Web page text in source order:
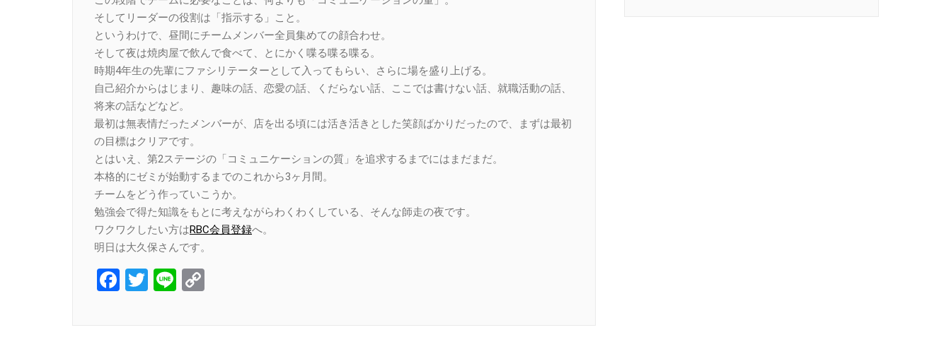
そしてリーダーの役割は「指示する」こと。
というわけで、昼間にチームメンバー全員集めての顔合わせ。
そして夜は焼肉屋で飲んで食べて、とにかく喋る喋る喋る。
時期4年生の先輩にファシリテーターとして入ってもらい、さらに場を盛り上げる。
自己紹介からはじまり、趣味の話、恋愛の話、くだらない話、ここでは書けない話、就職活動の話、
将来の話などなど。
最初は無表情だったメンバーが、店を出る頃には活き活きとした笑顔ばかりだったので、まずは最初
の目標はクリアです。
とはいえ、第2ステージの「コミュニケーションの質」を追求するまでにはまだまだ。
本格的にゼミが始動するまでのこれから3ヶ月間。
チームをどう作っていこうか。
勉強会で得た知識をもとに考えながらわくわくしている、そんな師走の夜です。
ワクワクしたい方はRBC会員登録へ。
明日は大久保さんです。
Facebook
Twitter
Line